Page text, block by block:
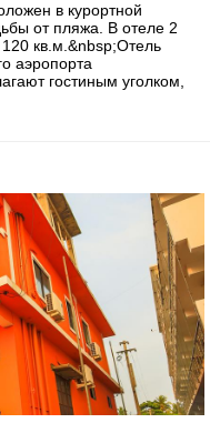
в курортной
от пляжа. В отеле 2
кв.м.&nbsp;Отель
аэропорта
гостиным уголком,